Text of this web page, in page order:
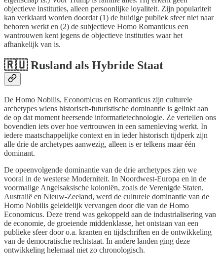
objectieve instituties, alleen persoonlijke loyaliteit. Zijn populariteit
kan verklaard worden doordat (1) de huidige publiek sfeer niet naar
behoren werkt en (2) de subjectieve Homo Romanticus een
wantrouwen kent jegens de objectieve instituties waar het
afhankelijk van is.
🇷🇺 Rusland als Hybride Staat
De Homo Nobilis, Economicus en Romanticus zijn culturele
archetypes wiens historisch-futuristische dominantie is gelinkt aan
de op dat moment heersende informatietechnologie. Ze vertellen ons
bovendien iets over hoe vertrouwen in een samenleving werkt. In
iedere maatschappelijke context en in ieder historisch tijdperk zijn
alle drie de archetypes aanwezig, alleen is er telkens maar één
dominant.
De opeenvolgende dominantie van de drie archetypes zien we
vooral in de westerse Moderniteit. In Noordwest-Europa en in de
voormalige Angelsaksische koloniën, zoals de Verenigde Staten,
Australië en Nieuw-Zeeland, werd de culturele dominantie van de
Homo Nobilis geleidelijk vervangen door die van de Homo
Economicus. Deze trend was gekoppeld aan de industrialisering van
de economie, de groeiende middenklasse, het ontstaan van een
publieke sfeer door o.a. kranten en tijdschriften en de ontwikkeling
van de democratische rechtstaat. In andere landen ging deze
ontwikkeling helemaal niet zo chronologisch.